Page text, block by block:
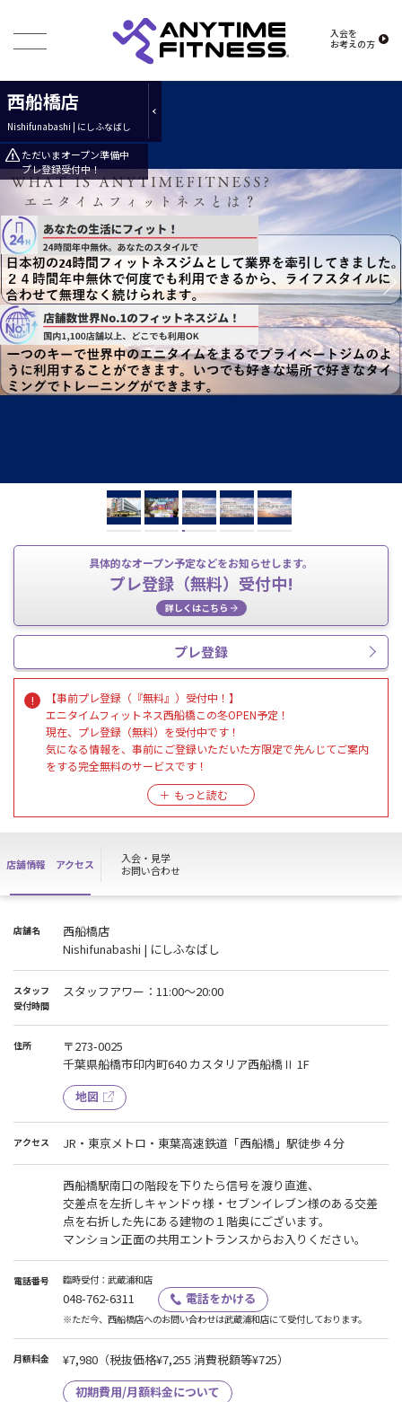
入会を
お考えの方
西船橋店
Nishifunabashi | にしふなばし
ただいまオープン準備中
プレ登録受付中！
具体的なオープン予定などをお知らせします。
プレ登録（無料）受付中!
詳しくはこちら
プレ登録
【事前プレ登録（『無料』）受付中！】
エニタイムフィットネス西船橋この冬OPEN予定！
現在、プレ登録（無料）を受付中です！
気になる情報を、事前にご登録いただいた方限定で先んじてご案内
をする完全無料のサービスです！
オープン日やキャンペーンや、マシン、レイアウト、店舗内装等、、
おトクな情報をどこよりも早くgetできちゃいます！😆😆🙌👏
まだ公開できない情報も多いですが、気になる方はプレ登録いただ
くと先んじて情報が見えてしまうかも、？🫣🫣
もちろん完全無料！登録後、入会の勧誘や、強制等も一切ありませ
🔴西船橋・船橋周辺にお勤め、お住まいの方
🟣エニタイムが気になる方
🔵すでにエニタイムに通われている方
🟢入会してみたいけどどんなジムか気になる、不安、、
という方は
是非是非お気軽にご登録ください😽😽
ホームページのプレ登録ボタンをポチッと！👇👇
(ホームページのリンクは、プロフィール欄にございます！)
皆様のご登録お待ちしております！😊
店舗情報 アクセス
入会・見学
お問い合わせ
店舗名
西船橋店
Nishifunabashi | にしふなばし
スタッフ
受付時間
スタッフアワー：11:00～20:00
住所
〒273-0025
千葉県船橋市印内町640 カスタリア西船橋Ⅱ 1F
地図
アクセス JR・東京メトロ・東葉高速鉄道「西船橋」駅徒歩４分
西船橋駅南口の階段を下りたら信号を渡り直進、
交差点を左折しキャンドゥ様・セブンイレブン様のある交差
点を右折した先にある建物の１階奥にございます。
マンション正面の共用エントランスからお入りください。
電話番号 臨時受付：武蔵浦和店
048-762-6311 電話をかける
※ただ今、西船橋店へのお問い合わせは武蔵浦和店にて受付しております。
月額料金 ¥7,980 （税抜価格¥7,255 消費税額等¥725）
初期費用/月額料金について